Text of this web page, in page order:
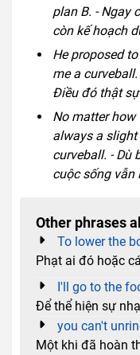
plan B. - Ngay
còn kế hoạch
He proposed
me a
Điều đó thật
No matter how
always a
curveball. - Dù
cuộc sống vẫn
Other phrases
To lower the
Phạt ai đó hoặc
I'll go to the
Để thể hiện sự
you can't
Một khi đã hoàn